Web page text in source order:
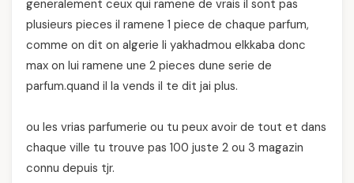
generalement ceux qui ramene de vrais il sont pas
plusieurs pieces il ramene 1 piece de chaque parfum,
comme on dit on algerie li yakhadmou elkkaba donc
max on lui ramene une 2 pieces dune serie de
parfum.quand il la vends il te dit jai plus.
ou les vrias parfumerie ou tu peux avoir de tout et dans
chaque ville tu trouve pas 100 juste 2 ou 3 magazin
connu depuis tjr.